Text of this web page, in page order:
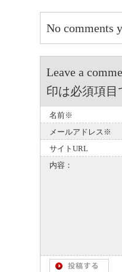
No comments
Leave a
印は必須項目
名前※
メールアドレス※
サイトURL
内容：